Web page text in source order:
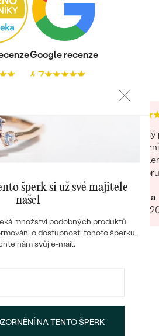
Google recenze
4.7
České republice!
zakázková
super!
servis komunikace
Zobrazit celou recenzi
Darina
šperk si už své majitele
našel
množství podobných produktů.
o dostupnosti tohoto šperku,
nám svůj e-mail.
NA TENTO ŠPERK